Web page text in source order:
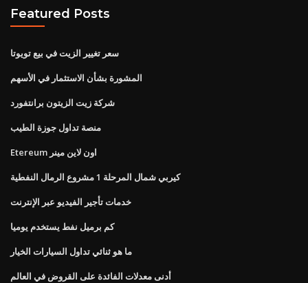
Featured Posts
سعر تغيير الزيت في بيع تويوتا
المشورة بشأن الاستثمار في الأسهم
شركة زيت الزيتون برانتفورد
منصة تداول جوزة الطيب
Etereum اون لاين مينر
كيربي شمال المرحلة 1 مشروع الرمال النفطية
خدمات تأجير الفيديو عبر الإنترنت
كم برميل نفط يستخدم يوميا
ما هو ثنائي تداول السيارات الخيار
أدنى معدلات الفائدة على القروض في العالم